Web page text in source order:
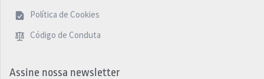
Política de Cookies
Código de Conduta
Assine nossa newsletter